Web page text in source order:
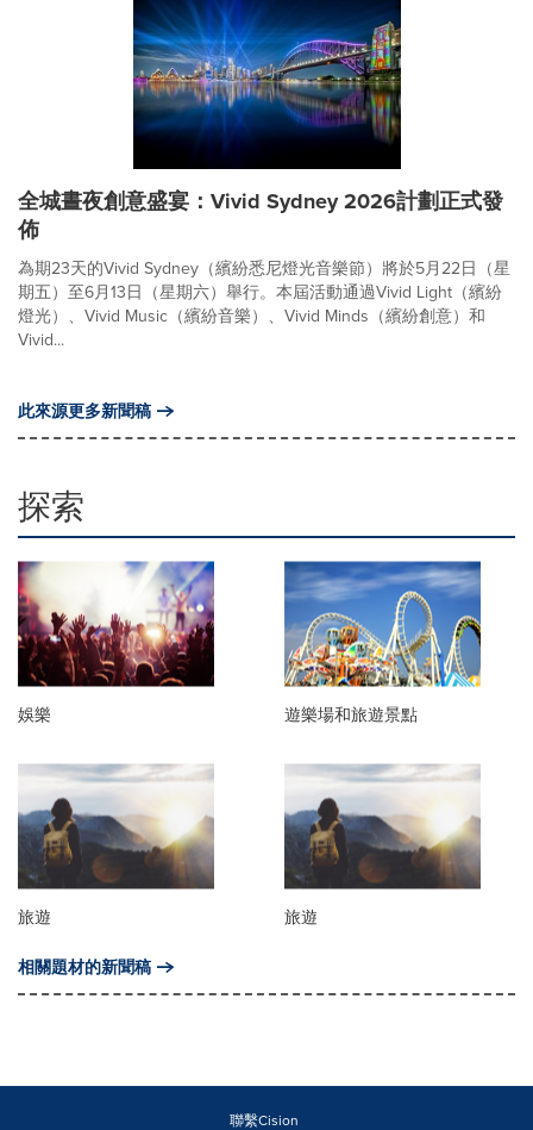
全城晝夜創意盛宴：Vivid Sydney 2026計劃正式發
佈
為期23天的Vivid Sydney（繽紛悉尼燈光音樂節）將於5月22日（星
期五）至6月13日（星期六）舉行。本屆活動通過Vivid Light（繽紛
燈光）、Vivid Music（繽紛音樂）、Vivid Minds（繽紛創意）和
Vivid...
此來源更多新聞稿
探索
娛樂 遊樂場和旅遊景點
旅遊 旅遊
相關題材的新聞稿
聯繫Cision